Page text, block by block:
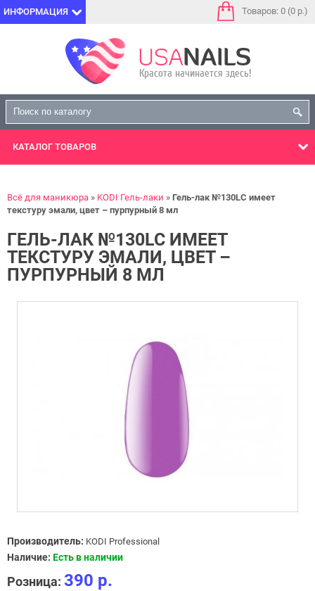
ИНФОРМАЦИЯ Товаров: 0 (0 р.)
КАТАЛОГ ТОВАРОВ
Всё для маникюра KODI Гель-лаки
Гель-лак №130LC имеет
текстуру эмали, цвет – пурпурный 8 мл
ГЕЛЬ-ЛАК №130LC ИМЕЕТ
ТЕКСТУРУ ЭМАЛИ, ЦВЕТ –
ПУРПУРНЫЙ 8 МЛ
Производитель: KODI Professional
Наличие: Есть в наличии
Розница: 390 р.